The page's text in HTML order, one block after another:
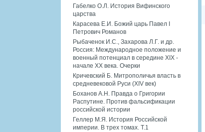
Габелко О.Л. История Вифинского
царства
Карасева Е.И. Божий царь Павел I
Петрович Романов
Рыбаченок И.С., Захарова Л.Г. и др.
Россия: Международное положение и
военный потенциал в середине XIX -
начале XX века. Очерки
Кричевский Б. Митрополичья власть в
средневековой Руси (XIV век)
Боханов А.Н. Правда о Григории
Распутине. Против фальсификации
российской истории
Геллер М.Я. История Российской
империи. В трех томах. Т.1